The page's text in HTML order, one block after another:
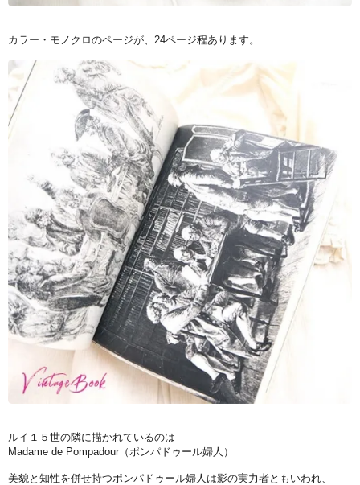
カラー・モノクロのページが、24ページ程あります。
ルイ１５世の隣に描かれているのは
Madame de Pompadour（ポンパドゥール婦人）
美貌と知性を併せ持つポンパドゥール婦人は影の実力者ともいわれ、